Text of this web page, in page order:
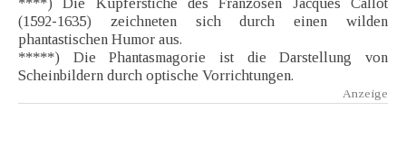
(1592-1635) zeichneten sich durch einen wilden
phantastischen Humor aus.
*****) Die Phantasmagorie ist die Darstellung von
Scheinbildern durch optische Vorrichtungen.